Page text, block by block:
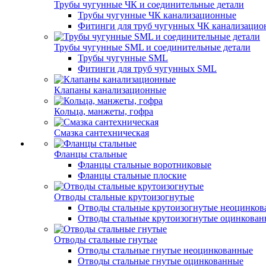
Трубы чугунные ЧК и соединительные детали
Трубы чугунные ЧК канализационные
Фитинги для труб чугунных ЧК
Трубы чугунные SML и соединительные детали
Трубы чугунные SML
Фитинги для труб чугунных SML
Клапаны канализационные
Кольца, манжеты, гофра
Смазка сантехническая
Фланцы стальные
Фланцы стальные воротниковые
Фланцы стальные плоские
Отводы стальные крутоизогнутые
Отводы стальные крутоизогнутые
Отводы стальные крутоизогнутые
Отводы стальные гнутые
Отводы стальные гнутые неоцинкованные
Отводы стальные гнутые оцинкованные